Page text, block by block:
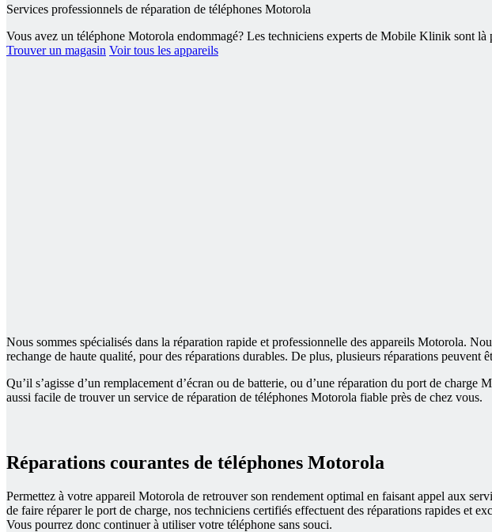
Services professionnels de réparation de téléphones Motorola
Vous avez un téléphone Motorola endommagé? Les techniciens experts de Mobile Klinik sont là
Trouver un magasin Voir tous les appareils
Nous sommes spécialisés dans la réparation rapide et professionnelle des appareils Motorola.
rechange de haute qualité, pour des réparations durables. De plus, plusieurs réparations
Qu’il s’agisse d’un remplacement d’écran ou de batterie, ou d’une réparation du port de
aussi facile de trouver un service de réparation de téléphones Motorola fiable près de chez vous.
Réparations courantes de téléphones Motorola
Permettez à votre appareil Motorola de retrouver son rendement optimal en faisant appel aux
de faire réparer le port de charge, nos techniciens certifiés effectuent des réparations rapides et
Vous pourrez donc continuer à utiliser votre téléphone sans souci.